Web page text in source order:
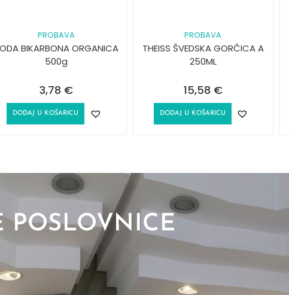
PROBAVA
BIKARBONA ORGANICA
500g
3,78 €
DODAJ U KOŠARICU
PROBAVA
THEISS ŠVEDSKA GORČICA A
250ML
15,58 €
DODAJ U KOŠARICU
POSLOVNICE